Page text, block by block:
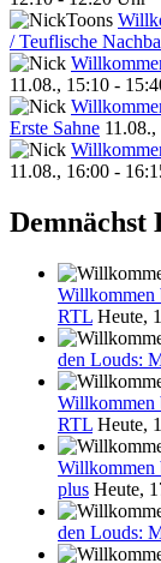
/ Teuflische
11.08., 15:10 -
Erste Sahne
11.08., 16:00 -
Demnächst
Willkommen
RTL Heute,
den Louds:
Willkommen
RTL Heute,
Willkommen
plus Heute,
den Louds: